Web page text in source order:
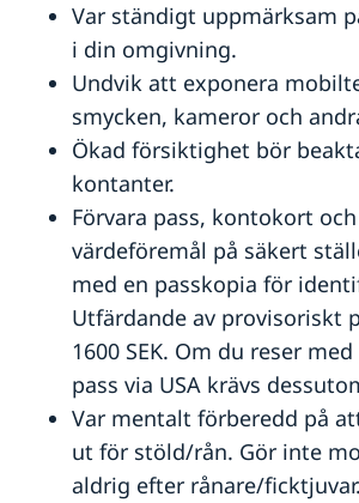
Naturförhållanden och katastrofer
In- och utresebestämmelser
Hälso- och sjukvård
Lokala lagar och sedvänjor
Kriminalitet och personlig
Resa i landet
Trafiksäkerhet
Var ständigt uppmärksam
i din omgivning.
Undvik att exponera
smycken, kameror och
Ökad försiktighet bör
kontanter.
Förvara pass, kontokort
värdeföremål på säkert
med en passkopia för
Utfärdande av provisoriskt
1600 SEK. Om du reser
pass via USA krävs
Var mentalt förberedd på
ut för stöld/rån. Gör inte
aldrig efter rånare/